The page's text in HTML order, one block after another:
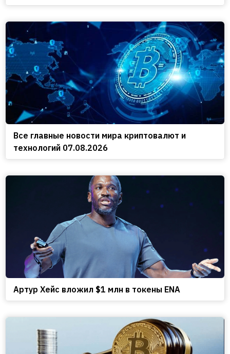
Все главные новости мира криптовалют и
технологий 07.08.2026
Артур Хейс вложил $1 млн в токены ENA